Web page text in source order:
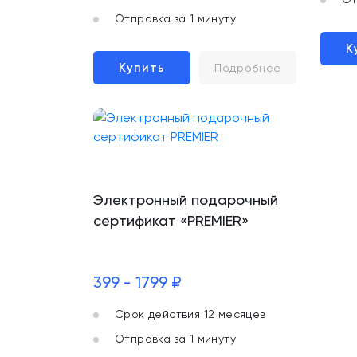
Отправка за 1 минуту
Купить Подробнее
Электронный подарочный
сертификат «PREMIER»
399 - 1799 ₽
Срок действия 12 месяцев
Отправка за 1 минуту